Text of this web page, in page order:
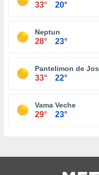
33° 20°
Neptun
28° 23°
Pantelimon de Jos
33° 22°
Vama Veche
29° 23°